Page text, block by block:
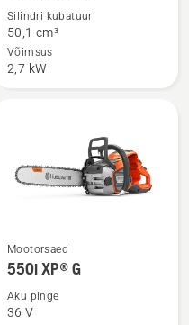
toote
545G
Mark
Silindri kubatuur
50,1 cm³
Võimsus
2,7 kW
Vaata
rohkem
toote
Mootorsaed
550i XP® G
Aku pinge
36 V